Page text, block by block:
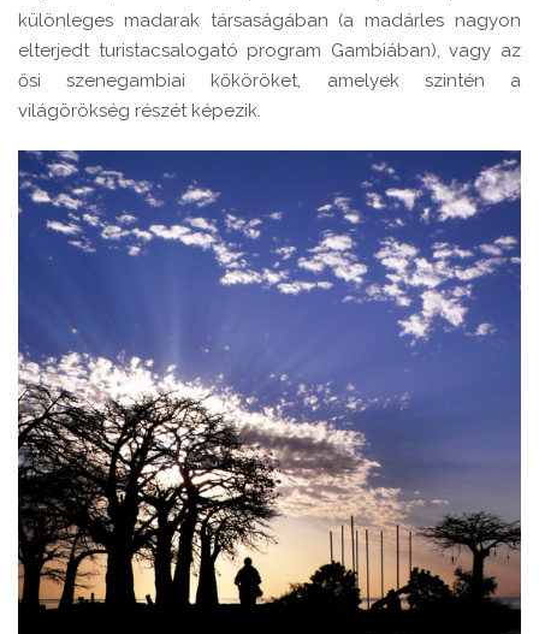
különleges madarak társaságában (a madárles nagyon
elterjedt turistacsalogató program Gambiában), vagy az
ősi szenegambiai kőköröket, amelyek szintén a
világörökség részét képezik.